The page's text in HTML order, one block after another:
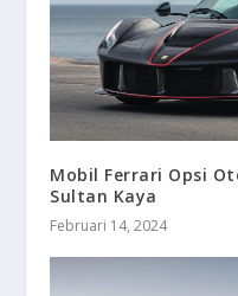
Mobil Ferrari Opsi
Sultan Kaya
Februari 14, 2024